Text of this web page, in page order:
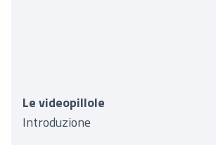
Le videopillole
Introduzione